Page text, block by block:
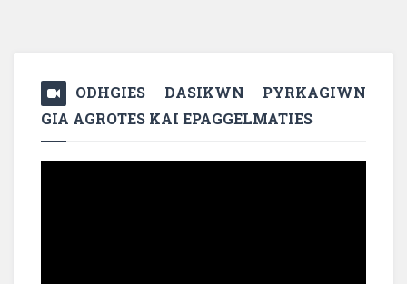
ODHGIES DASIKWN PYRKAGIWN
GIA AGROTES KAI EPAGGELMATIES